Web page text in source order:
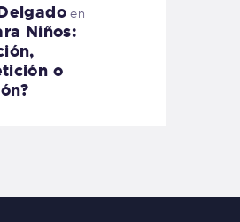
en
Niños:
o